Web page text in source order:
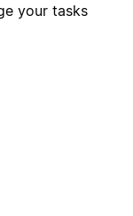
your tasks